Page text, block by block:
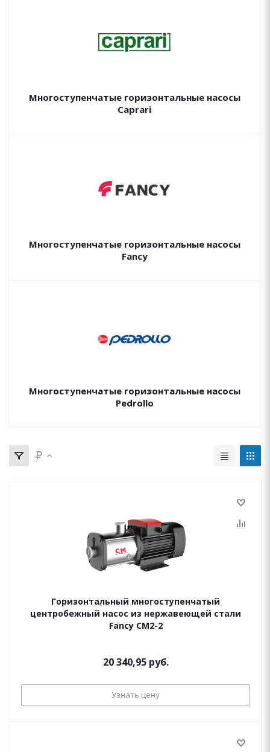
Многоступенчатые горизонтальные насосы
Caprari
Многоступенчатые горизонтальные насосы
Fancy
Многоступенчатые горизонтальные насосы
Pedrollo
Горизонтальный многоступенчатый
центробежный насос из нержавеющей стали
Fancy CM2-2
20 340,95 руб.
Узнать цену